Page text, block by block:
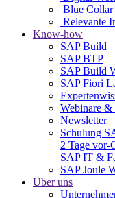
Blue Collar
Relevante
Know-how
SAP Build
SAP BTP
SAP Build
SAP Fiori
Webinare &
Newsletter
Schulung
2 Tage vor-
SAP IT &
SAP Joule
Über uns